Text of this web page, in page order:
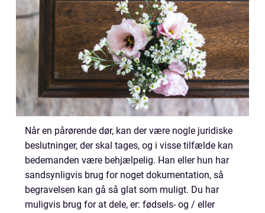
Når en pårørende dør, kan der være nogle juridiske
beslutninger, der skal tages, og i visse tilfælde kan
bedemanden være behjælpelig. Han eller hun har
sandsynligvis brug for noget dokumentation, så
begravelsen kan gå så glat som muligt. Du har
muligvis brug for at dele, er: fødsels- og / eller